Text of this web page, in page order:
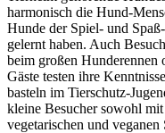
harmonisch die Hund-
Hunde der Spiel- und
gelernt haben. Auch
beim großen Hunderennen
Gäste testen ihre
basteln im Tierschutz-
kleine Besucher sowohl
vegetarischen und veganen